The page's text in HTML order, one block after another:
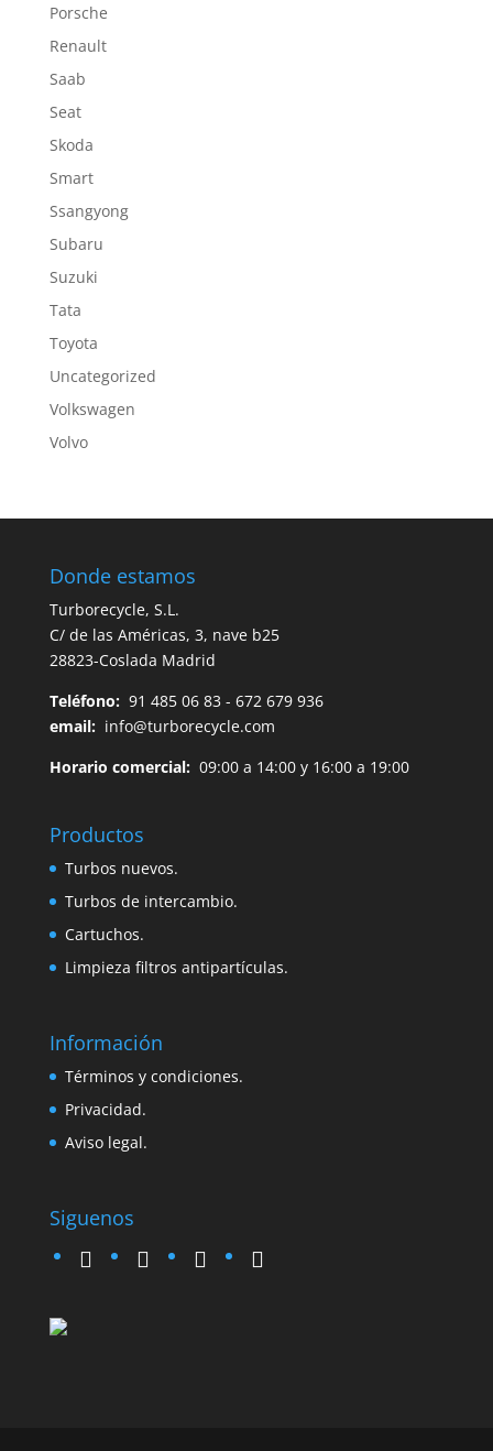
Porsche
Renault
Saab
Seat
Skoda
Smart
Ssangyong
Subaru
Suzuki
Tata
Toyota
Uncategorized
Volkswagen
Volvo
Donde estamos
Turborecycle, S.L.
C/ de las Américas, 3, nave b25
28823-Coslada Madrid
Teléfono: 91 485 06 83 - 672 679 936
email: info@turborecycle.com
Horario comercial:09:00 a 14:00 y 16:00 a 19:00
Productos
Turbos nuevos.
Turbos de intercambio.
Cartuchos.
Limpieza filtros antipartículas.
Información
Términos y condiciones.
Privacidad.
Aviso legal.
Siguenos
twitter instagramfacebook google